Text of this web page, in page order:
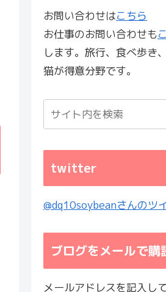
お問い合わせはこちら
お仕事のお問い合わせも
します。旅行、食べ歩き
猫が得意分野です。
twitter
@dq10soybeanさんのツ
ブログをメールで購
メールアドレスを記入し